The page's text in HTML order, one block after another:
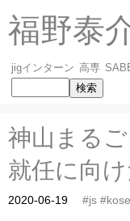
福野泰
jigインターン 高専
神山まる
就任に向
2020-06-19 #js